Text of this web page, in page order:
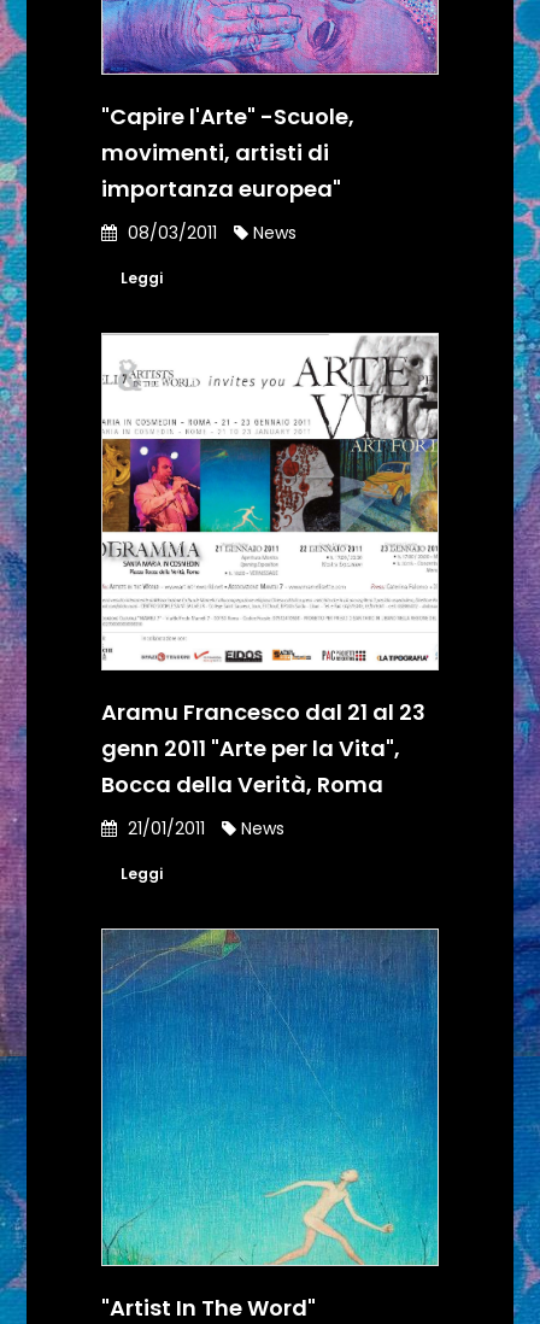
"Capire l'Arte" -Scuole,
movimenti, artisti di
importanza europea"
08/03/2011 News
Leggi
Aramu Francesco dal 21 al 23
genn 2011 "Arte per la Vita",
Bocca della Verità, Roma
21/01/2011 News
Leggi
"Artist In The Word"